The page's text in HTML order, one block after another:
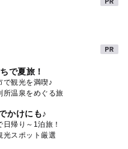
で夏旅！
で観光を満喫♪
所温泉をめぐる旅
かけにも♪
帰り～1泊旅！
光スポット厳選